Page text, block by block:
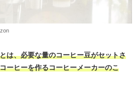
は、必要な量のコーヒー豆がセットさ
ーヒーを作るコーヒーメーカーのこ